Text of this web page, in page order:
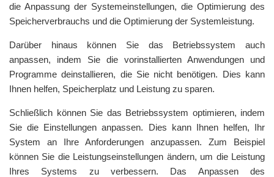
die Anpassung der Systemeinstellungen, die Optimierung des
Speicherverbrauchs und die Optimierung der Systemleistung.
Darüber hinaus können Sie das Betriebssystem auch
anpassen, indem Sie die vorinstallierten Anwendungen und
Programme deinstallieren, die Sie nicht benötigen. Dies kann
Ihnen helfen, Speicherplatz und Leistung zu sparen.
Schließlich können Sie das Betriebssystem optimieren, indem
Sie die Einstellungen anpassen. Dies kann Ihnen helfen, Ihr
System an Ihre Anforderungen anzupassen. Zum Beispiel
können Sie die Leistungseinstellungen ändern, um die Leistung
Ihres Systems zu verbessern. Das Anpassen des